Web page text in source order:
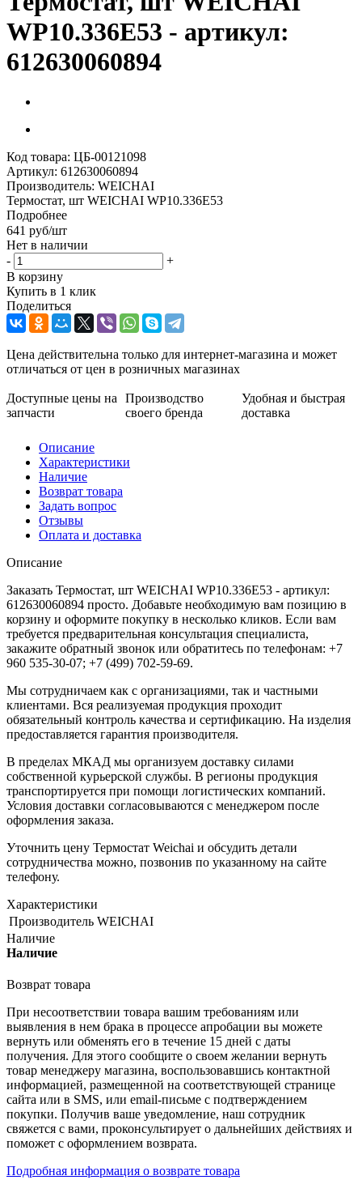
WP10.336Е53 - артикул:
612630060894
Код товара: ЦБ-00121098
Артикул: 612630060894
Производитель: WEICHAI
Термостат, шт WEICHAI WP10.336Е53
Подробнее
641 руб/шт
Нет в наличии
-
+
В корзину
Купить в 1 клик
Поделиться
Цена действительна только для интернет-магазина и может
отличаться от цен в розничных магазинах
Доступные цены на
запчасти
Производство
своего бренда
Удобная и быстрая
доставка
Описание
Характеристики
Наличие
Возврат товара
Задать вопрос
Отзывы
Оплата и доставка
Описание
Заказать Термостат, шт WEICHAI WP10.336Е53 - артикул:
612630060894 просто. Добавьте необходимую вам позицию в
корзину и оформите покупку в несколько кликов. Если вам
требуется предварительная консультация специалиста,
закажите обратный звонок или обратитесь по телефонам: +7
960 535-30-07; +7 (499) 702-59-69.
Мы сотрудничаем как с организациями, так и частными
клиентами. Вся реализуемая продукция проходит
обязательный контроль качества и сертификацию. На изделия
предоставляется гарантия производителя.
В пределах МКАД мы организуем доставку силами
собственной курьерской службы. В регионы продукция
транспортируется при помощи логистических компаний.
Условия доставки согласовываются с менеджером после
оформления заказа.
Уточнить цену Термостат Weichai и обсудить детали
сотрудничества можно, позвонив по указанному на сайте
телефону.
Характеристики
Производитель WEICHAI
Наличие
Наличие
Возврат товара
При несоответствии товара вашим требованиям или
выявления в нем брака в процессе апробации вы можете
вернуть или обменять его в течение 15 дней с даты
получения. Для этого сообщите о своем желании вернуть
товар менеджеру магазина, воспользовавшись контактной
информацией, размещенной на соответствующей странице
сайта или в SMS, или email-письме с подтверждением
покупки. Получив ваше уведомление, наш сотрудник
свяжется с вами, проконсультирует о дальнейших действиях и
поможет с оформлением возврата.
Подробная информация о возврате товара